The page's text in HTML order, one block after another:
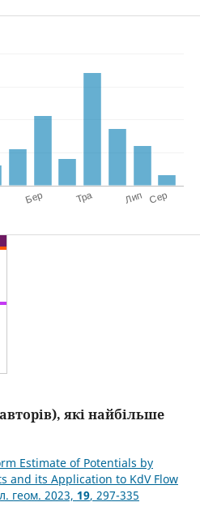
які найбільше
Estimate of Potentials by
and its Application to KdV Flow
геом. 2023, 19, 297-335